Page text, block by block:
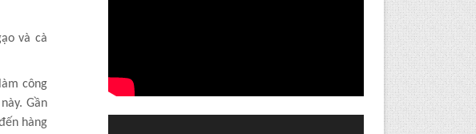
và cà
công
Gần
hàng